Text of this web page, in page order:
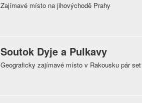
Zajímavé místo na jihovýchodě Prahy
Soutok Dyje a Pulkavy
Geograficky zajímavé místo v Rakousku pár